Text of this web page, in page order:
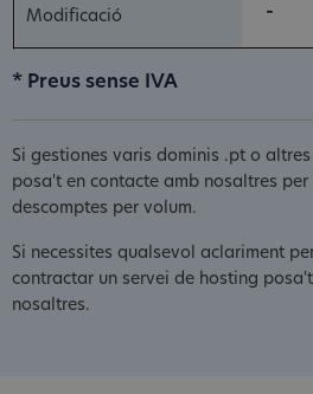
-
* Preus sense IVA
Si gestiones varis dominis .pt o
posa't en contacte amb nosaltres per
descomptes per volum.
Si necessites qualsevol aclariment
contractar un servei de hosting
nosaltres.